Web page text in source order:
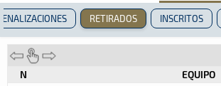
RETIRADOS INSCRITOS
N EQUIPO